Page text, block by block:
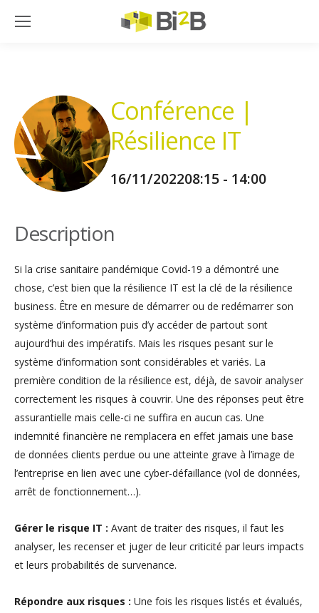
Conférence |
Résilience IT
16/11/202208:15 - 14:00
Description
Si la crise sanitaire pandémique Covid-19 a démontré une
chose, c’est bien que la résilience IT est la clé de la résilience
business. Être en mesure de démarrer ou de redémarrer son
système d’information puis d’y accéder de partout sont
aujourd’hui des impératifs. Mais les risques pesant sur le
système d’information sont considérables et variés. La
première condition de la résilience est, déjà, de savoir analyser
correctement les risques à couvrir. Une des réponses peut être
assurantielle mais celle-ci ne suffira en aucun cas. Une
indemnité financière ne remplacera en effet jamais une base
de données clients perdue ou une atteinte grave à l’image de
l’entreprise en lien avec une cyber-défaillance (vol de données,
arrêt de fonctionnement…).
Gérer le risque IT : Avant de traiter des risques, il faut les
analyser, les recenser et juger de leur criticité par leurs impacts
et leurs probabilités de survenance.
Répondre aux risques : Une fois les risques listés et évalués,